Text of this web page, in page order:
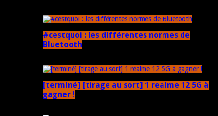
#cestquoi : les différentes normes de
Bluetooth
[terminé] [tirage au sort] 1 realme 12 5G à
gagner !